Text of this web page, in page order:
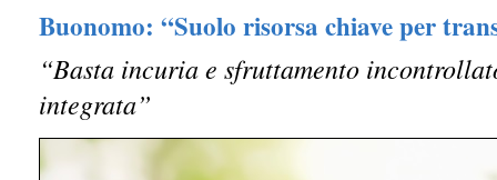
Buonomo: “Suolo risorsa chiave per
“Basta incuria e sfruttamento
integrata”